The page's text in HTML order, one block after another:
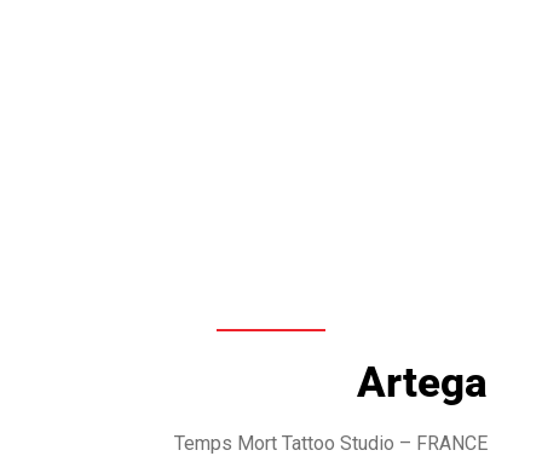
Artega
Temps Mort Tattoo Studio – FRANCE